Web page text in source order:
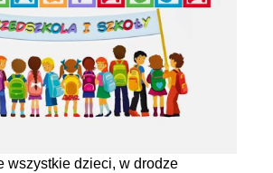
wszystkie dzieci, w drodze